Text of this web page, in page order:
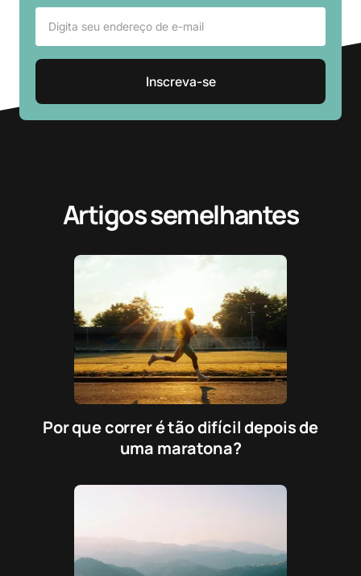
Artigos semelhantes
Por que correr é tão difícil depois de
uma maratona?